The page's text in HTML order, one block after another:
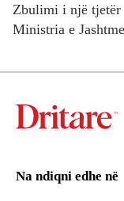
Zbulimi i një tjetër
Ministria e